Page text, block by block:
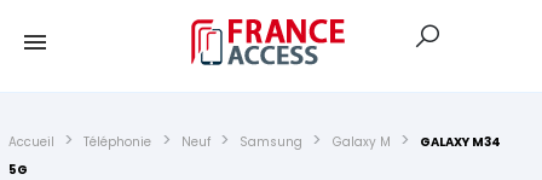
Accueil Téléphonie Neuf Samsung Galaxy M
GALAXY M34
5G